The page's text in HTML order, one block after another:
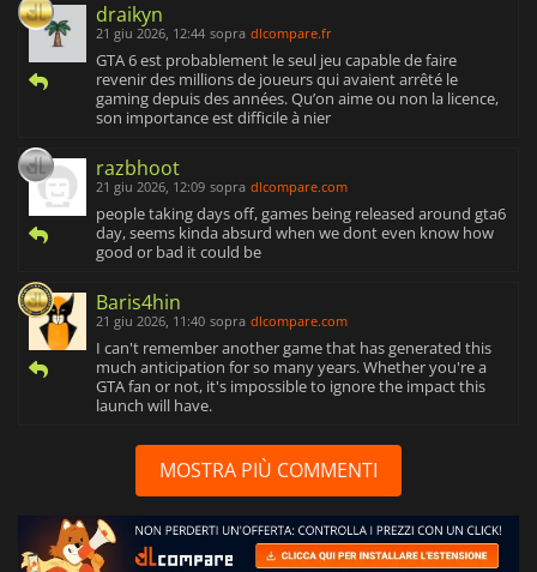
draikyn
21 giu 2026, 12:44 sopra dlcompare.fr
GTA 6 est probablement le seul jeu capable de faire
revenir des millions de joueurs qui avaient arrêté le
gaming depuis des années. Qu’on aime ou non la licence,
son importance est difficile à nier
razbhoot
21 giu 2026, 12:09 sopra dlcompare.com
people taking days off, games being released around gta6
day, seems kinda absurd when we dont even know how
good or bad it could be
Baris4hin
21 giu 2026, 11:40 sopra dlcompare.com
I can't remember another game that has generated this
much anticipation for so many years. Whether you're a
GTA fan or not, it's impossible to ignore the impact this
launch will have.
MOSTRA PIÙ COMMENTI